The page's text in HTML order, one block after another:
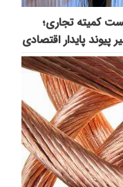
کمیته تجاری؛
پیوند پایدار اقتصادی